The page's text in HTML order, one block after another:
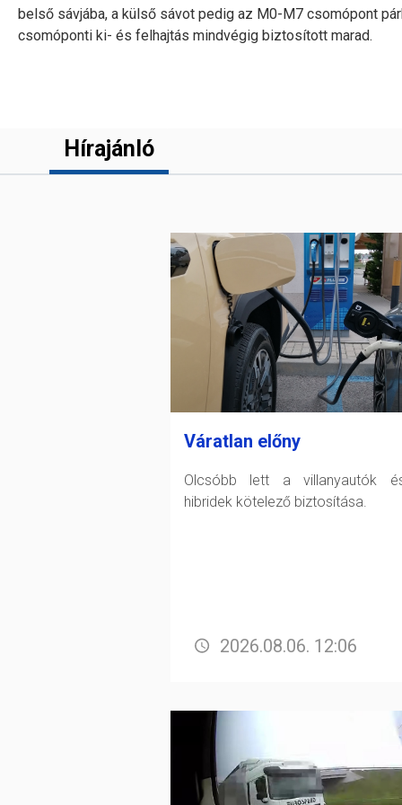
belső sávjába, a külső sávot pedig az M0-M7 csomópont
csomóponti ki- és felhajtás mindvégig biztosított marad.
Hírajánló
Váratlan előny
Olcsóbb lett a villanyautók
hibridek kötelező biztosítása.
2026.08.06. 12:06